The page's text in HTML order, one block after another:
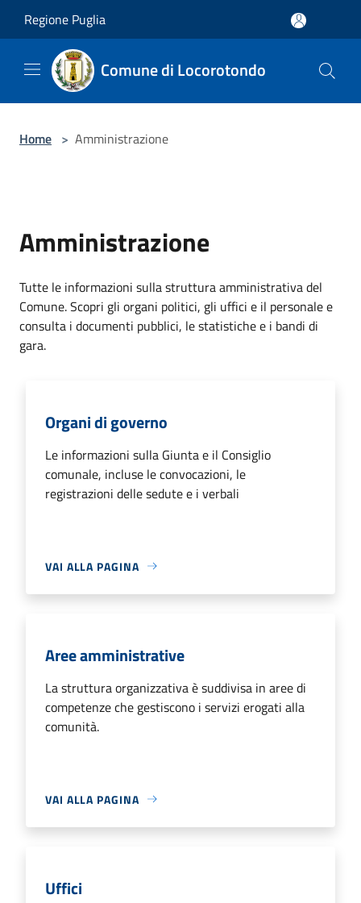
Regione Puglia
Comune di Locorotondo
Home > Amministrazione
Amministrazione
Tutte le informazioni sulla struttura amministrativa del
Comune. Scopri gli organi politici, gli uffici e il personale e
consulta i documenti pubblici, le statistiche e i bandi di
gara.
Organi di governo
Le informazioni sulla Giunta e il Consiglio
comunale, incluse le convocazioni, le
registrazioni delle sedute e i verbali
VAI ALLA PAGINA
Aree amministrative
La struttura organizzativa è suddivisa in aree di
competenze che gestiscono i servizi erogati alla
comunità.
VAI ALLA PAGINA
Uffici